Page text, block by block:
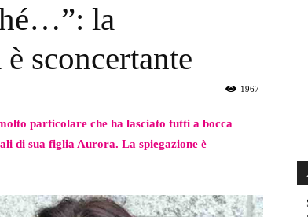
la
sconcertante
1967
particolare che ha lasciato tutti a bocca
di sua figlia Aurora. La spiegazione è